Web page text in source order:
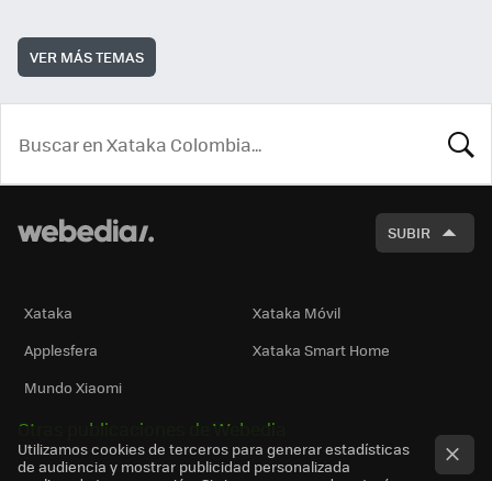
VER MÁS TEMAS
SUBIR
Xataka
Xataka Móvil
Applesfera
Xataka Smart Home
Mundo Xiaomi
Otras publicaciones de Webedia
Utilizamos cookies de terceros para generar estadísticas
de audiencia y mostrar publicidad personalizada